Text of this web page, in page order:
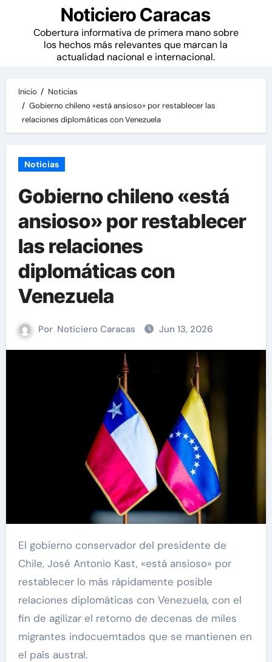
Noticiero Caracas
Cobertura informativa de primera mano sobre
los hechos más relevantes que marcan la
actualidad nacional e internacional.
Inicio
Noticias
Gobierno chileno «está ansioso» por restablecer las
relaciones diplomáticas con Venezuela
Noticias
Gobierno chileno «está
ansioso» por restablecer
las relaciones
diplomáticas con
Venezuela
Por Noticiero Caracas Jun 13, 2026
El gobierno conservador del presidente de
Chile, José Antonio Kast, «está ansioso» por
restablecer lo más rápidamente posible
relaciones diplomáticas con Venezuela, con el
fin de agilizar el retorno de decenas de miles
migrantes indocuemtados que se mantienen en
el país austral.